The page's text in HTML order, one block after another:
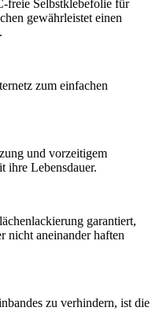
freie Selbstklebefolie für
gewährleistet einen
zum einfachen
und vorzeitigem
ihre Lebensdauer.
garantiert,
nicht aneinander haften
zu verhindern, ist die